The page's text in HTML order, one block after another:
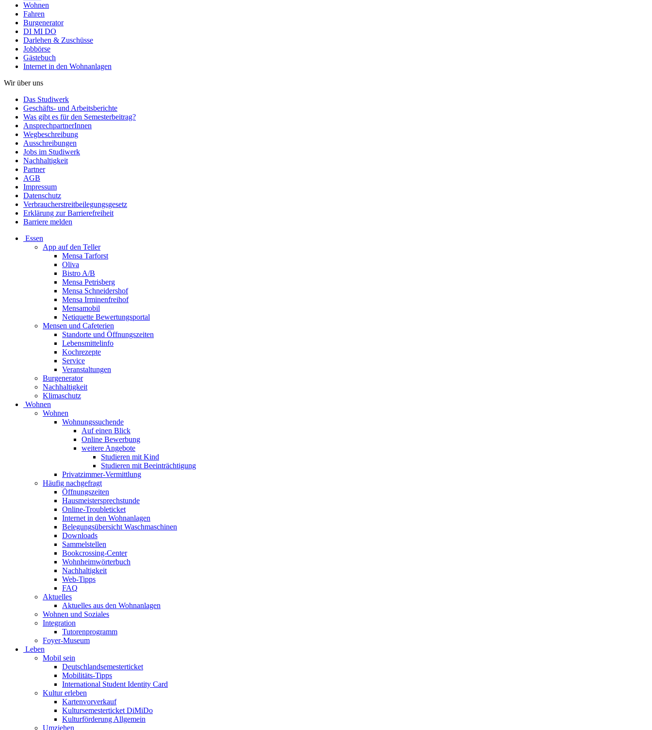
Wohnen
Fahren
Burgenerator
DI MI DO
Darlehen & Zuschüsse
Jobbörse
Gästebuch
Internet in den Wohnanlagen
Wir über uns
Das Studiwerk
Geschäfts- und Arbeitsberichte
Was gibt es für den Semesterbeitrag?
AnsprechpartnerInnen
Wegbeschreibung
Ausschreibungen
Jobs im Studiwerk
Nachhaltigkeit
Partner
AGB
Impressum
Datenschutz
Verbraucherstreitbeilegungsgesetz
Erklärung zur Barrierefreiheit
Barriere melden
Essen
App auf den Teller
Mensa Tarforst
Oliva
Bistro A/B
Mensa Petrisberg
Mensa Schneidershof
Mensa Irminenfreihof
Mensamobil
Netiquette Bewertungsportal
Mensen und Cafeterien
Standorte und Öffnungszeiten
Lebensmittelinfo
Kochrezepte
Service
Veranstaltungen
Burgenerator
Nachhaltigkeit
Klimaschutz
Wohnen
Wohnen
Wohnungssuchende
Auf einen Blick
Online Bewerbung
weitere Angebote
Studieren mit Kind
Studieren mit Beeinträchtigung
Privatzimmer-Vermittlung
Häufig nachgefragt
Öffnungszeiten
Hausmeistersprechstunde
Online-Troubleticket
Internet in den Wohnanlagen
Belegungsübersicht Waschmaschinen
Downloads
Sammelstellen
Bookcrossing-Center
Wohnheimwörterbuch
Nachhaltigkeit
Web-Tipps
FAQ
Aktuelles
Aktuelles aus den Wohnanlagen
Wohnen und Soziales
Integration
Tutorenprogramm
Foyer-Museum
Leben
Mobil sein
Deutschlandsemesterticket
Mobilitäts-Tipps
International Student Identity Card
Kultur erleben
Kartenvorverkauf
Kultursemesterticket DiMiDo
Kulturförderung Allgemein
Umziehen